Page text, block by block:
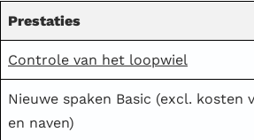
Prestaties
Controle van het loopwiel
Nieuwe spaken Basic (excl. kosten
en naven)